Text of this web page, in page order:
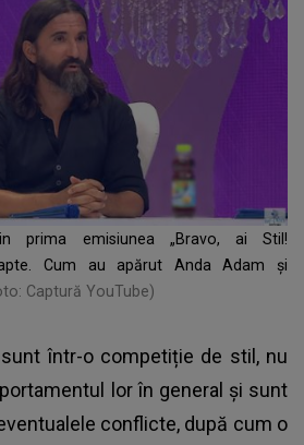
prima emisiunea „Bravo, ai Stil!
Cum au apărut Anda Adam și
Captură YouTube)
într-o competiție de stil, nu
lor în general și sunt
conflicte, după cum o